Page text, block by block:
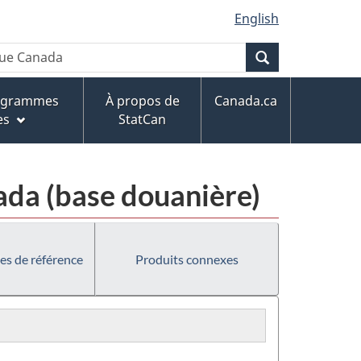
English
À propos de
StatCan
Canada.ca
(base douanière)
de référence Produits connexes